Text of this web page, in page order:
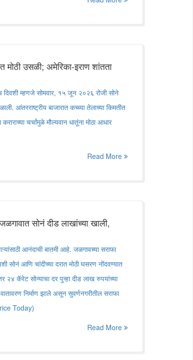
मोठी उसळी; अमेरिका-इराण शांतता
म्हणजे सोमवार, १५ जून २०२६ रोजी सोने
आंतरराष्ट्रीय बाजारात कच्च्या तेलाच्या किमतीत
चर्चांमुळे मौल्यवान धातूंना मोठा आधार
Read More
सोनं दीड लाखांच्या खाली,
आनंदाची बातमी आहे. जळगावच्या सराफा
सोनं आणि चांदीच्या दरात मोठी घसरण नोंदवण्यात
कॅरेट सोन्याचा दर पुन्हा दीड लाख रुपयांच्या
निर्माण झाले असून सुवर्णनगरीतील सराफा
Today)
Read More